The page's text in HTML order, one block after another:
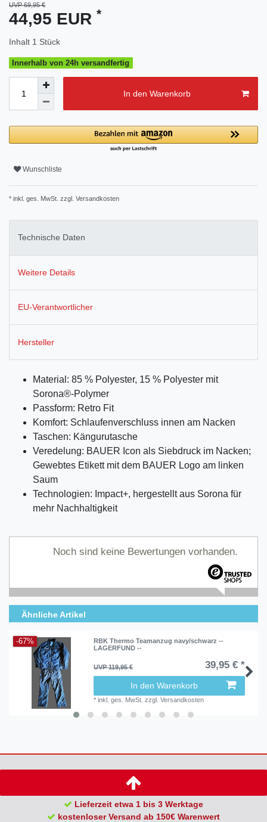
UVP 69,95 €
44,95 EUR *
Inhalt 1 Stück
Innerhalb von 24h versandfertig
In den Warenkorb
Wunschliste
* inkl. ges. MwSt. zzgl. Versandkosten
Technische Daten
Weitere Details
EU-Verantwortlicher
Hersteller
Material: 85 % Polyester, 15 % Polyester mit
Sorona®-Polymer
Passform: Retro Fit
Komfort: Schlaufenverschluss innen am Nacken
Taschen: Kängurutasche
Veredelung: BAUER Icon als Siebdruck im Nacken;
Gewebtes Etikett mit dem BAUER Logo am linken
Saum
Technologien: Impact+, hergestellt aus Sorona für
mehr Nachhaltigkeit
Noch sind keine Bewertungen vorhanden.
Ähnliche Artikel
-67%
RBK Thermo Teamanzug navy/schwarz --
LAGERFUND --
UVP 119,95 € 39,95 € *
In den Warenkorb
*inkl. ges. MwSt. zzgl.Versandkosten
Lieferzeit etwa 1 bis 3 Werktage
kostenloser Versand ab 150€ Warenwert